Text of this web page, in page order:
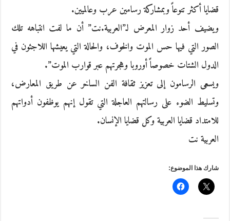
قضايا أكثر تنوعاً وبمشاركة رسامين عرب وعالميين.
ويضيف أحد زوار المعرض لـ”العربية.نت” أن ما لفت انتباهه تلك
الصور التي فيها حس الموت والخوف، والحالة التي يعيشها اللاجئون في
الدول الشتات خصوصاً أوروبا وهجرتهم عبر قوارب الموت”.
ويسعى الرسامون إلى تعزيز ثقافة الفن الساخر عن طريق المعارض،
وتسليط الضوء على رسالتهم العاجلة التي تقول إنهم يوظفون أدواتهم
للامتداد قضايا العربية وكل قضايا الإنسان.
العربية نت
شارك هذا الموضوع: